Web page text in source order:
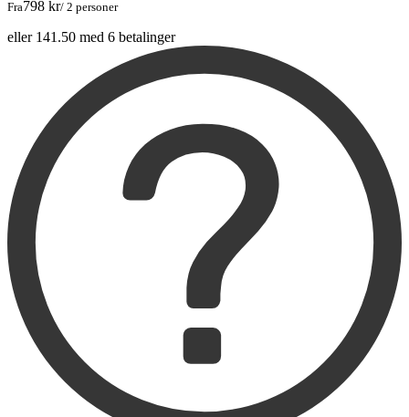
Fra798 kr/ 2 personer
eller 141.50 med 6 betalinger